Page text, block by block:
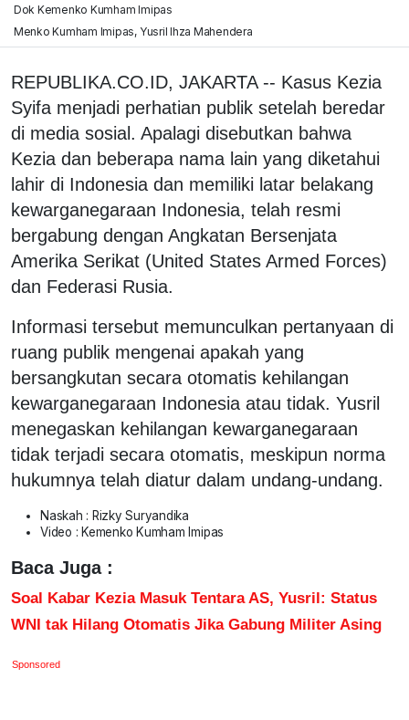
Dok Kemenko Kumham Imipas
Menko Kumham Imipas, Yusril Ihza Mahendera
REPUBLIKA.CO.ID, JAKARTA -- Kasus Kezia
Syifa menjadi perhatian publik setelah beredar
di media sosial. Apalagi disebutkan bahwa
Kezia dan beberapa nama lain yang diketahui
lahir di Indonesia dan memiliki latar belakang
kewarganegaraan Indonesia, telah resmi
bergabung dengan Angkatan Bersenjata
Amerika Serikat (United States Armed Forces)
dan Federasi Rusia.
Informasi tersebut memunculkan pertanyaan di
ruang publik mengenai apakah yang
bersangkutan secara otomatis kehilangan
kewarganegaraan Indonesia atau tidak. Yusril
menegaskan kehilangan kewarganegaraan
tidak terjadi secara otomatis, meskipun norma
hukumnya telah diatur dalam undang-undang.
Naskah : Rizky Suryandika
Video : Kemenko Kumham Imipas
Baca Juga :
Soal Kabar Kezia Masuk Tentara AS, Yusril: Status
WNI tak Hilang Otomatis Jika Gabung Militer Asing
Sponsored